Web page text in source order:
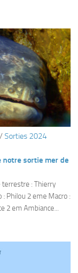
/ Sorties 2024
notre sortie mer de
: Thierry
Philou 2 eme Macro :
2 em Ambiance...